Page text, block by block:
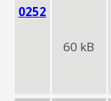
0252
60 kB